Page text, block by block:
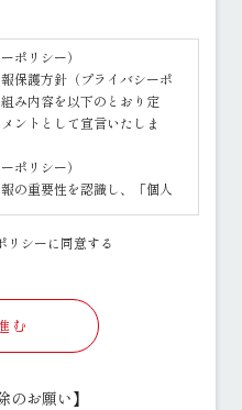
ポリシー）
保護方針（プライバシーポ
み内容を以下のとおり定
ントとして宣言いたしま
ポリシー）
の重要性を認識し、「個人
関係法令を遵守するととも
を取り扱います。
内でお客様情報を取り扱い
リシーに同意する
む
のお願い】